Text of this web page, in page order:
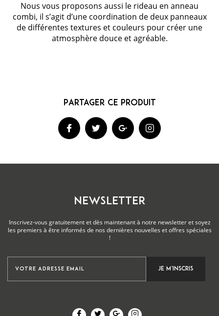
Nous vous proposons aussi le rideau en anneau
combi, il s’agit d’une coordination de deux panneaux
de différentes textures et couleurs pour créer une
atmosphère douce et agréable.
NEWSLETTER
Inscrivez-vous gratuitement et dès maintenant à notre newsletter et soyez
les premiers à être informés de nos dernières nouvelles et offres spéciales
!